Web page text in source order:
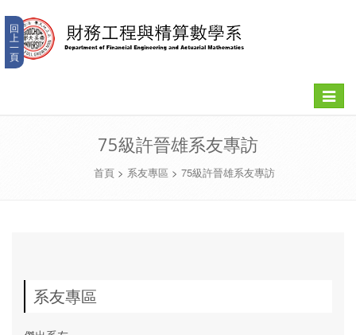
回
上
一
頁
Toggle
75級許晉雄系友專訪
首頁> 系友專區 > 75級許晉雄系友專訪
系友專區